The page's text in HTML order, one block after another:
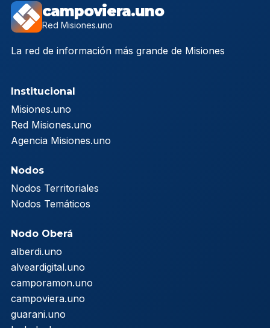
campoviera.uno
Red Misiones.uno
La red de información más grande de Misiones
Institucional
Misiones.uno
Red Misiones.uno
Agencia Misiones.uno
Nodos
Nodos Territoriales
Nodos Temáticos
Nodo Oberá
alberdi.uno
alveardigital.uno
camporamon.uno
campoviera.uno
guarani.uno